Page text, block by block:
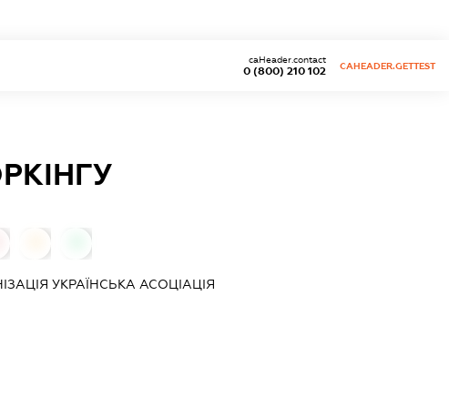
0 (800) 210 102
caHeader.contact
CAHEADER.GETTEST
УКРАЇНСЬКА АСОЦІАЦІЯ